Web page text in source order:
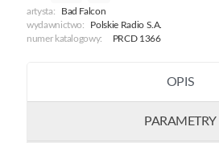
artysta:
Bad Falcon
wydawnictwo:
Polskie Radio S.A.
numer katalogowy:
PRCD 1366
OPIS
PARAMETRY